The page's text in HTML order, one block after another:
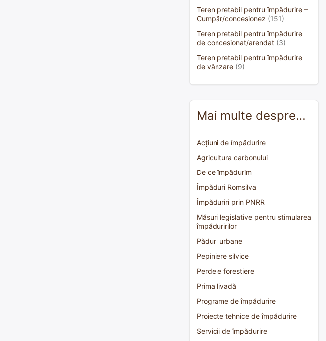
Teren pretabil pentru împădurire –
Cumpăr/concesionez (151)
Teren pretabil pentru împădurire
de concesionat/arendat (3)
Teren pretabil pentru împădurire
de vânzare (9)
Mai multe despre…
Acțiuni de împădurire
Agricultura carbonului
De ce împădurim
Împăduri Romsilva
Împăduriri prin PNRR
Măsuri legislative pentru stimularea
împăduririlor
Păduri urbane
Pepiniere silvice
Perdele forestiere
Prima livadă
Programe de împădurire
Proiecte tehnice de împădurire
Servicii de împădurire